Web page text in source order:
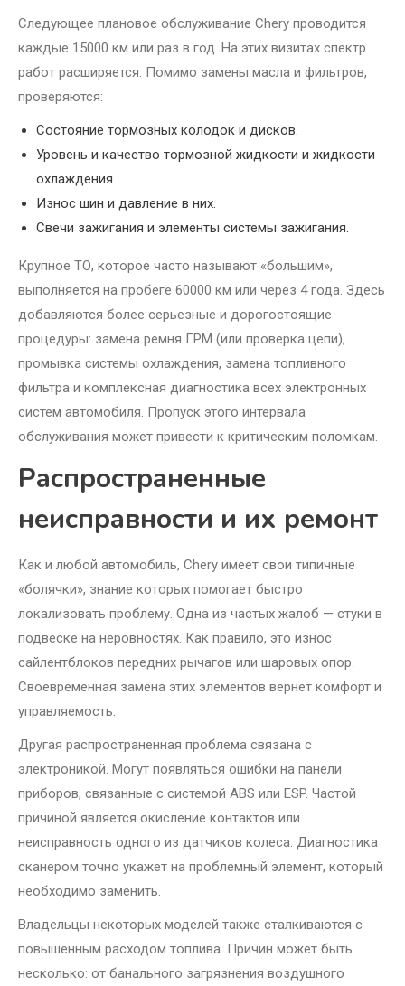
Следующее плановое обслуживание Chery проводится
каждые 15000 км или раз в год. На этих визитах спектр
работ расширяется. Помимо замены масла и фильтров,
проверяются:
Состояние тормозных колодок и дисков.
Уровень и качество тормозной жидкости и жидкости
охлаждения.
Износ шин и давление в них.
Свечи зажигания и элементы системы зажигания.
Крупное ТО, которое часто называют «большим»,
выполняется на пробеге 60000 км или через 4 года. Здесь
добавляются более серьезные и дорогостоящие
процедуры: замена ремня ГРМ (или проверка цепи),
промывка системы охлаждения, замена топливного
фильтра и комплексная диагностика всех электронных
систем автомобиля. Пропуск этого интервала
обслуживания может привести к критическим поломкам.
Распространенные
неисправности и их ремонт
Как и любой автомобиль, Chery имеет свои типичные
«болячки», знание которых помогает быстро
локализовать проблему. Одна из частых жалоб — стуки в
подвеске на неровностях. Как правило, это износ
сайлентблоков передних рычагов или шаровых опор.
Своевременная замена этих элементов вернет комфорт и
управляемость.
Другая распространенная проблема связана с
электроникой. Могут появляться ошибки на панели
приборов, связанные с системой ABS или ESP. Частой
причиной является окисление контактов или
неисправность одного из датчиков колеса. Диагностика
сканером точно укажет на проблемный элемент, который
необходимо заменить.
Владельцы некоторых моделей также сталкиваются с
повышенным расходом топлива. Причин может быть
несколько: от банального загрязнения воздушного